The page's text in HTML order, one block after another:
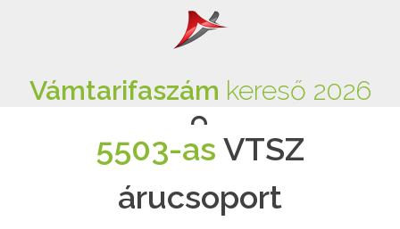
Vámtarifaszám kereső 2026
5503-as VTSZ
árucsoport